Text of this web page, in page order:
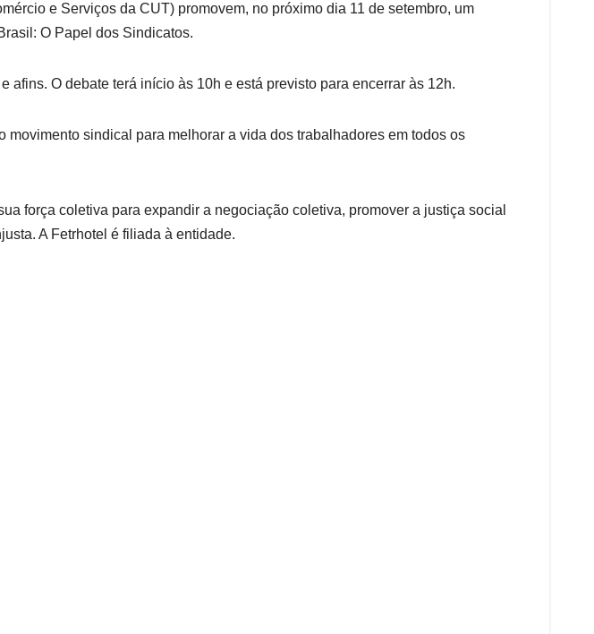
e Serviços da CUT) promovem, no próximo dia 11 de setembro, um
O Papel dos Sindicatos.
O debate terá início às 10h e está previsto para encerrar às 12h.
sindical para melhorar a vida dos trabalhadores em todos os
força coletiva para expandir a negociação coletiva, promover a justiça social
A Fetrhotel é filiada à entidade.